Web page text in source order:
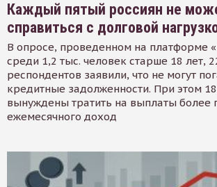
Каждый пятый россиян не
справиться с долговой
В опросе, проведенном на платформе
среди 1,2 тыс. человек старше 18 лет,
респондентов заявили, что не могут
кредитные задолженности. При этом
вынуждены тратить на выплаты более
ежемесячного доход